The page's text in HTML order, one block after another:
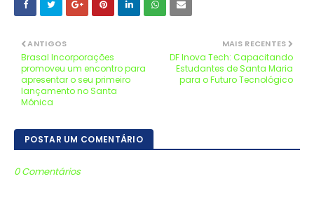
MAIS RECENTES
DF Inova Tech: Capacitando
Estudantes de Santa Maria
para o Futuro Tecnológico
ANTIGOS
Brasal Incorporações
promoveu um encontro para
apresentar o seu primeiro
lançamento no Santa
Mônica
POSTAR UM COMENTÁRIO
0 Comentários